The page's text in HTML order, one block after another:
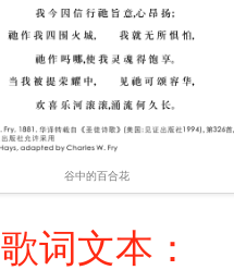
谷中的百合花
歌词文本：